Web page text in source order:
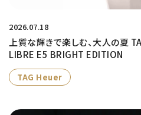
2026.07.18
上質な輝きで楽しむ、大人の夏
LIBRE E5 BRIGHT EDITION
TAG Heuer